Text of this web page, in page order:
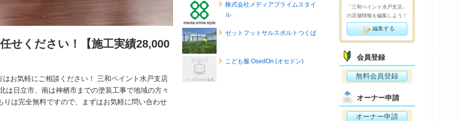
せください！【施工実績28,000
お気軽にご相談ください！ 三和ペイント水戸支店
は日立市、南は神栖市までの塗装工事で地域の方々
は完全無料ですので、まずはお気軽に問い合わせ
株式会社メディアプライムスタイ
ル
ゼットフットサルスポルトつくば
こども服 OsedOn (オセドン)
「三和ペイント水戸支店」
の店舗情報を編集しよう！
編集する
会員登録
無料会員登録
オーナー申請
オーナー申請